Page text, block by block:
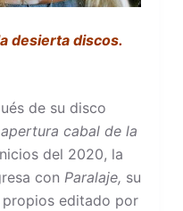
desierta discos.
de su disco
cabal de la
del 2020, la
con Paralaje, su
editado por